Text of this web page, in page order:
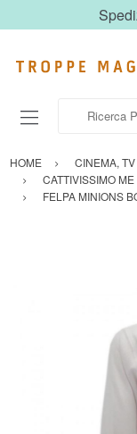
HOME CINEMA,
CATTIVISSIMO
FELPA MINIONS